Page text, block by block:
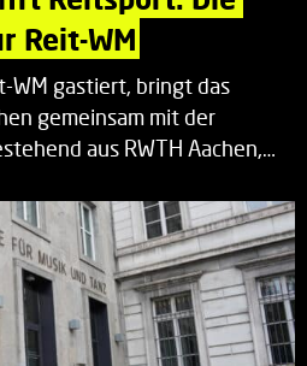
Reit-WM
WM gastiert, bringt das
gemeinsam mit der
aus RWTH Aachen,…